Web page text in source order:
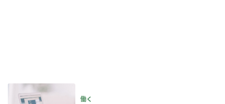
働く